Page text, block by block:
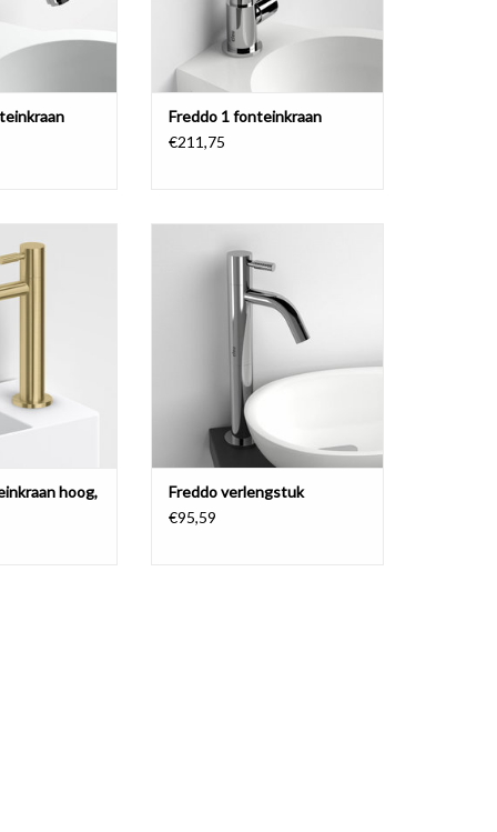
Freddo 1 fonteinkraan
€211,75
PVD goud
brons
) of gunmetal
hoog,
fonteinkraan, chroom of rvs
geborsteld.
TOEVOEGEN AAN WINKELWAGEN
Freddo verlengstuk
€95,59